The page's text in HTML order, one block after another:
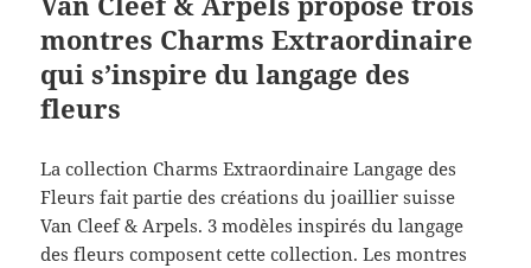
montres Charms Extraordinaire
qui s’inspire du langage des
fleurs
La collection Charms Extraordinaire Langage des
Fleurs fait partie des créations du joaillier suisse
Van Cleef & Arpels. 3 modèles inspirés du langage
des fleurs composent cette collection. Les montres